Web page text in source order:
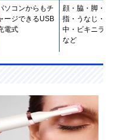
ソコンからもチ
ージできるUSB
電式
顔・脇・脚・腕
指・うなじ・背
中・ビキニライ
など
に。長さ調節も可